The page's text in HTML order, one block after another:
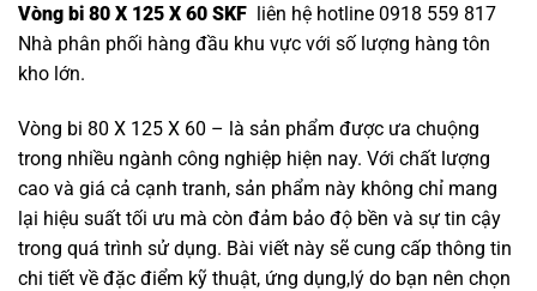
Vòng bi 80 X 125 X 60 SKF liên hệ hotline 0918 559 817
Nhà phân phối hàng đầu khu vực với số lượng hàng tôn
kho lớn.
Vòng bi 80 X 125 X 60 – là sản phẩm được ưa chuộng
trong nhiều ngành công nghiệp hiện nay. Với chất lượng
cao và giá cả cạnh tranh, sản phẩm này không chỉ mang
lại hiệu suất tối ưu mà còn đảm bảo độ bền và sự tin cậy
trong quá trình sử dụng. Bài viết này sẽ cung cấp thông tin
chi tiết về đặc điểm kỹ thuật, ứng dụng,lý do bạn nên chọn